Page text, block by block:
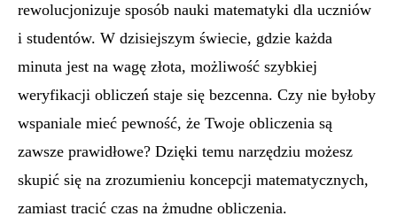
rewolucjonizuje sposób nauki matematyki dla uczniów
i studentów. W dzisiejszym świecie, gdzie każda
minuta jest na wagę złota, możliwość szybkiej
weryfikacji obliczeń staje się bezcenna. Czy nie byłoby
wspaniale mieć pewność, że Twoje obliczenia są
zawsze prawidłowe? Dzięki temu narzędziu możesz
skupić się na zrozumieniu koncepcji matematycznych,
zamiast tracić czas na żmudne obliczenia.